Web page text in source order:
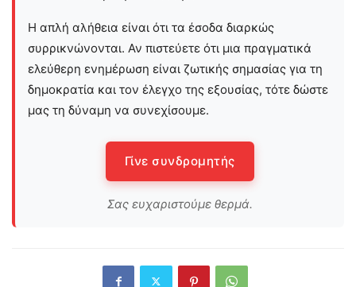
Η απλή αλήθεια είναι ότι τα έσοδα διαρκώς
συρρικνώνονται. Αν πιστεύετε ότι μια πραγματικά
ελεύθερη ενημέρωση είναι ζωτικής σημασίας για τη
δημοκρατία και τον έλεγχο της εξουσίας, τότε δώστε
μας τη δύναμη να συνεχίσουμε.
Γίνε συνδρομητής
Σας ευχαριστούμε θερμά.